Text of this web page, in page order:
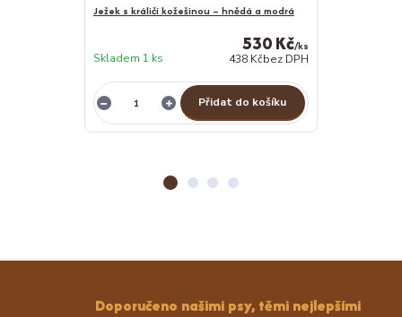
Ježek s králičí kožešinou – hnědá a modrá
530 Kč/ks
438 Kčbez DPH
Skladem 1 ks
Přidat do košíku
Doporučeno našimi psy, těmi nejlepšími